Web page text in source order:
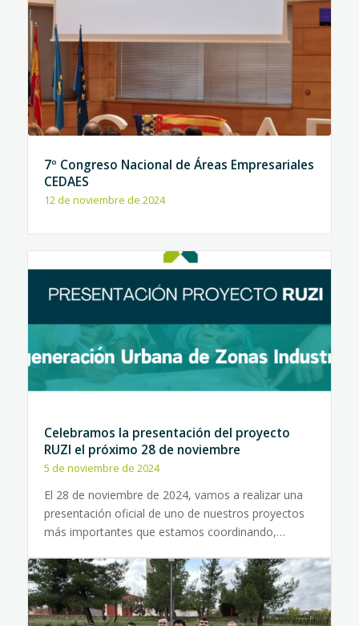
7º Congreso Nacional de Áreas Empresariales
CEDAES
12 de noviembre de 2024
Celebramos la presentación del proyecto
RUZI el próximo 28 de noviembre
5 de noviembre de 2024
El 28 de noviembre de 2024, vamos a realizar una
presentación oficial de uno de nuestros proyectos
más importantes que estamos coordinando,…